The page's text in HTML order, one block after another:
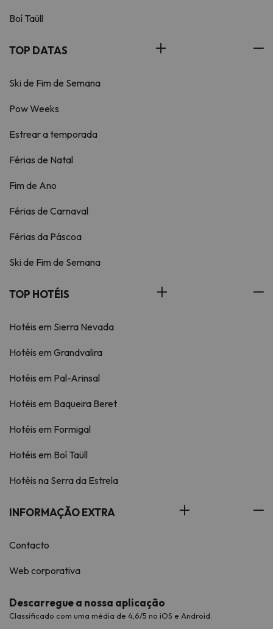
Boí Taüll
TOP DATAS
Ski de Fim de Semana
Pow Weeks
Estrear a temporada
Férias de Natal
Fim de Ano
Férias de Carnaval
Férias da Páscoa
Ski de Fim de Semana
TOP HOTÉIS
Hotéis em Sierra Nevada
Hotéis em Grandvalira
Hotéis em Pal-Arinsal
Hotéis em Baqueira Beret
Hotéis em Formigal
Hotéis em Boí Taüll
Hotéis na Serra da Estrela
INFORMAÇÃO EXTRA
Contacto
Web corporativa
Descarregue a nossa aplicação
Classificado com uma média de 4,6/5 no iOS e Android.